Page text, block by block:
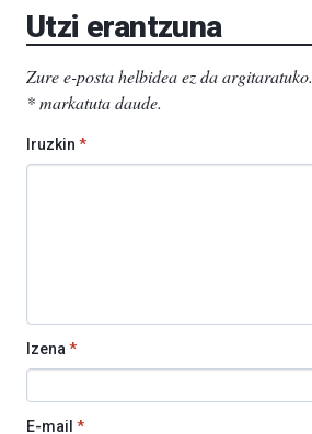
Utzi erantzuna
Zure e-posta helbidea ez da argitaratuko.
*markatuta daude.
Iruzkin *
Izena *
E-mail *